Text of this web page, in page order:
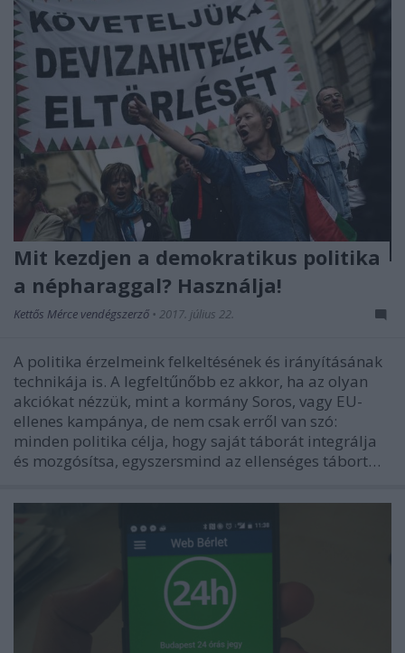
Mit kezdjen a demokratikus politika
a népharaggal? Használja!
Kettős Mérce vendégszerző • 2017. július 22.
A politika érzelmeink felkeltésének és irányításának
technikája is. A legfeltűnőbb ez akkor, ha az olyan
akciókat nézzük, mint a kormány Soros, vagy EU-
ellenes kampánya, de nem csak erről van szó:
minden politika célja, hogy saját táborát integrálja
és mozgósítsa, egyszersmind az ellenséges tábort…